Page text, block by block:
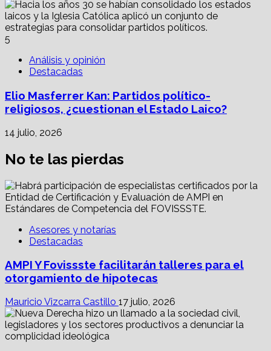
5
Análisis y opinión
Destacadas
Elio Masferrer Kan: Partidos político-
religiosos, ¿cuestionan el Estado Laico?
14 julio, 2026
No te las pierdas
Asesores y notarías
Destacadas
AMPI Y Fovissste facilitarán talleres para el
otorgamiento de hipotecas
Mauricio Vizcarra Castillo 17 julio, 2026